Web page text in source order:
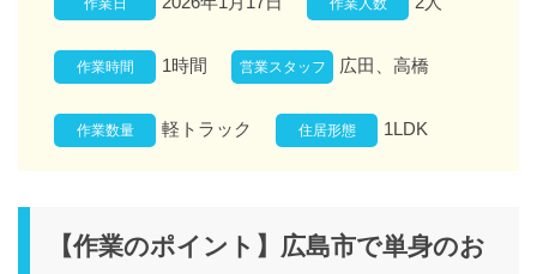
作業日 作業人数
作業時間 1時間 営業スタッフ 広田、高橋
作業数量 軽トラック 住居形態 1LDK
【作業のポイント】広島市で単身のお